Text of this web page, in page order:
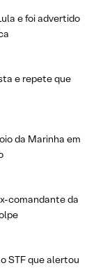
e foi advertido
e repete que
da Marinha em
comandante da
STF que alertou